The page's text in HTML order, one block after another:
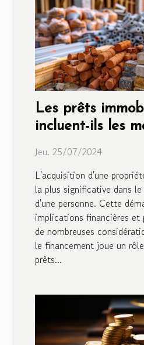
Les prêts
incluent-ils les
construction ?
Jeu. 25/07/2024
L'acquisition d'une
la plus significative dans
d'une personne. Cette
implications financières et
de nombreuses
le financement joue un
prêts...